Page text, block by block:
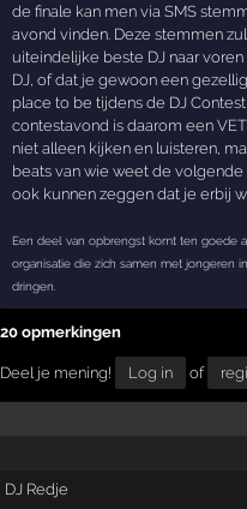
de finale kan men via SMS
avond vinden. Deze stemmen
uiteindelijke beste DJ naar
DJ, of dat je gewoon een
place to be tijdens de DJ
contestavond is daarom een
niet alleen kijken en luisteren,
beats van wie weet de volgende
ook kunnen zeggen dat je erbij
Een deel van opbrengst komt ten goede
organisatie die zich samen met jongeren
dringen.
20 opmerkingen
Deel je mening! Log in of
DJ Redje